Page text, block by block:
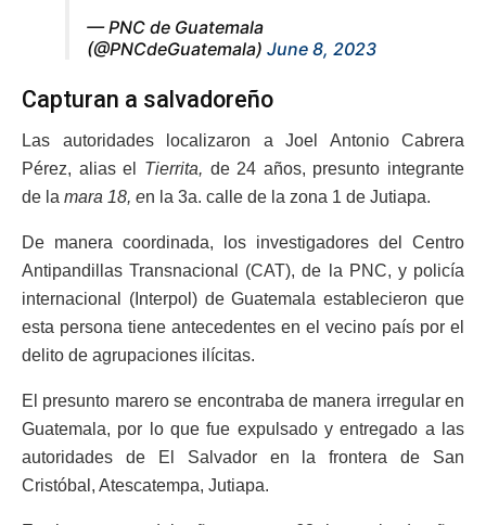
— PNC de Guatemala
(@PNCdeGuatemala) June 8, 2023
Capturan a salvadoreño
Las autoridades localizaron a Joel Antonio Cabrera
Pérez, alias el
Tierrita, de 24 años, presunto integrante
de la mara 18, en la 3a. calle de la zona 1 de Jutiapa.
De manera coordinada, los investigadores del Centro
Antipandillas Transnacional (CAT), de la PNC, y policía
internacional (Interpol) de Guatemala establecieron que
esta persona tiene antecedentes en el vecino país por el
delito de agrupaciones ilícitas.
El presunto marero se encontraba de manera irregular en
Guatemala, por lo que fue expulsado y entregado a las
autoridades de El Salvador en la frontera de San
Cristóbal, Atescatempa, Jutiapa.